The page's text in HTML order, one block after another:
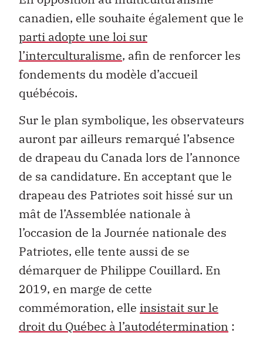
canadien, elle souhaite également que le
parti adopte une loi sur
l’interculturalisme, afin de renforcer les
fondements du modèle d’accueil
québécois.
Sur le plan symbolique, les observateurs
auront par ailleurs remarqué l’absence
de drapeau du Canada lors de l’annonce
de sa candidature. En acceptant que le
drapeau des Patriotes soit hissé sur un
mât de l’Assemblée nationale à
l’occasion de la Journée nationale des
Patriotes, elle tente aussi de se
démarquer de Philippe Couillard. En
2019, en marge de cette
commémoration, elle insistait sur le
droit du Québec à l’autodétermination :